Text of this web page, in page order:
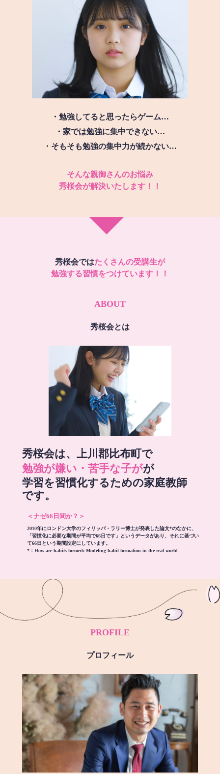
・勉強してると思ったらゲーム…
・家では勉強に集中できない…
・そもそも勉強の集中力が続かない…
そんな親御さんのお悩み
秀桜会が解決いたします！！
秀桜会ではたくさんの受講生が
勉強する習慣をつけています！！
ABOUT
秀桜会とは
秀桜会は、上川郡比布町で
勉強が嫌い・苦手な子がが
学習を習慣化するための家庭教師
です。
＜ナゼ66日間か？＞
2010年にロンドン大学のフィリッパ・ラリー博士が発表した論文*のなかに、
「習慣化に必要な期間が平均で66日です」というデータがあり、それに基づい
て66日という期間設定にしています。
*： How are habits formed: Modeling habit formation in the real world
PROFILE
プロフィール